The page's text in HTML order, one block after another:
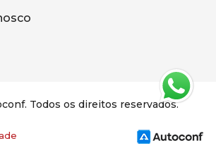
Todos os direitos reservados.